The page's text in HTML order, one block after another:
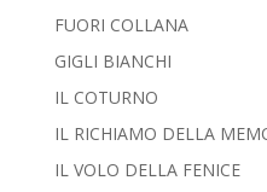
FUORI COLLANA
GIGLI BIANCHI
IL COTURNO
IL RICHIAMO DELLA
IL VOLO DELLA FENICE